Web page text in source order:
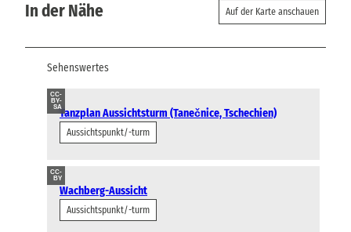
In der Nähe Auf der Karte anschauen
Sehenswertes
CC-
BY-
SATanzplan Aussichtsturm (Tanečnice, Tschechien)
Aussichtspunkt/-turm
CC-
BY
Wachberg-Aussicht
Aussichtspunkt/-turm